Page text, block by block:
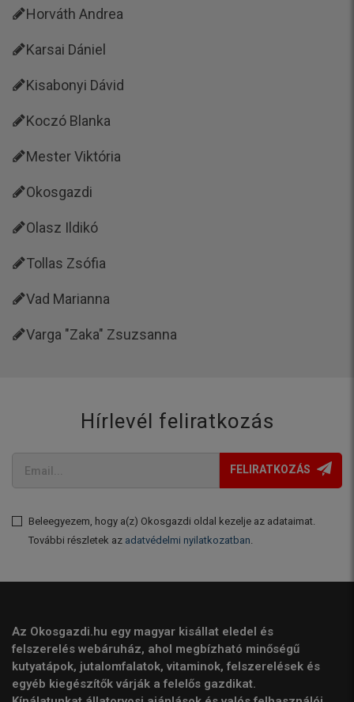
Horváth Andrea
Karsai Dániel
Kisabonyi Dávid
Koczó Blanka
Mester Viktória
Okosgazdi
Olasz Ildikó
Tollas Zsófia
Vad Marianna
Varga "Zaka" Zsuzsanna
Hírlevél feliratkozás
FELIRATKOZÁS
Beleegyezem, hogy a(z) Okosgazdi oldal kezelje az adataimat.
További részletek az adatvédelmi nyilatkozatban.
Az Okosgazdi.hu egy magyar kisállat eledel és
felszerelés webáruház, ahol megbízható minőségű
kutyatápok, jutalomfalatok, vitaminok, felszerelések és
egyéb kiegészítők várják a felelős gazdikat.